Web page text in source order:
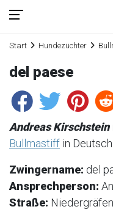
Start Hundezüchter
del paese
Andreas Kirschstein
Bullmastiff in
Zwingername: del
Ansprechperson:
Straße: